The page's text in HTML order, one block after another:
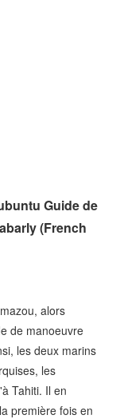
Guide de
(French
alors
de manoeuvre
les deux marins
les
Tahiti. Il en
première fois en